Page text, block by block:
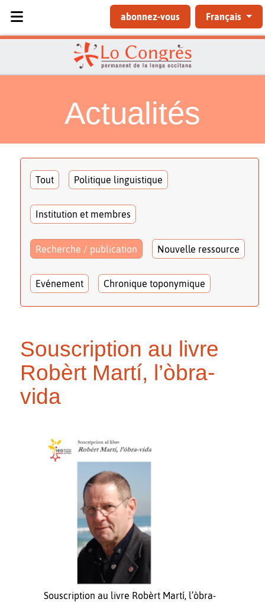
abonnez-vous Français
Actualités
Tout Politique linguistique
Institution et membres
Recherche / publication Nouvelle ressource
Evénement Chronique toponymique
Souscription au livre
Robèrt Martí, l’òbra-
vida
Souscription au livre Robèrt Martí, l’òbra-